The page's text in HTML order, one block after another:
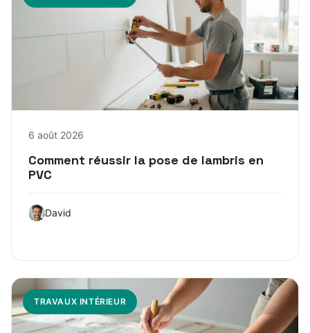
6 août 2026
Comment réussir la pose de lambris en
PVC
David
TRAVAUX INTÉRIEUR